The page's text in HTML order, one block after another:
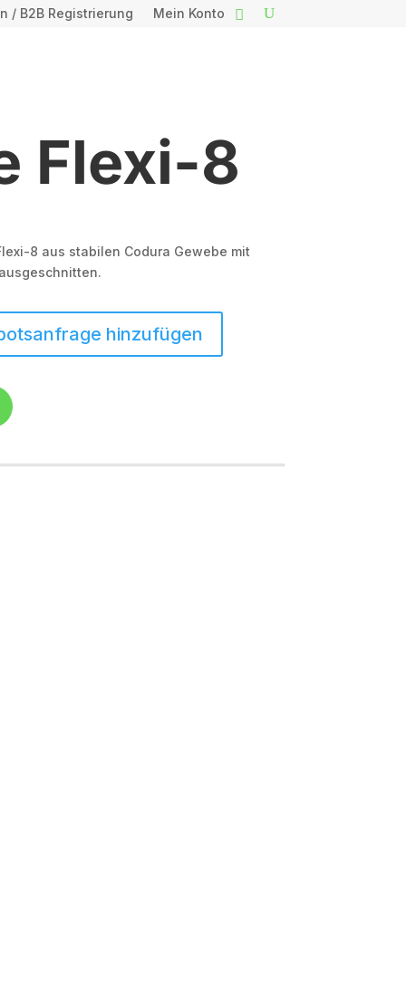
/ B2B Registrierung Mein Konto
Flexi-8
8 aus stabilen Codura Gewebe mit
hinzufügen